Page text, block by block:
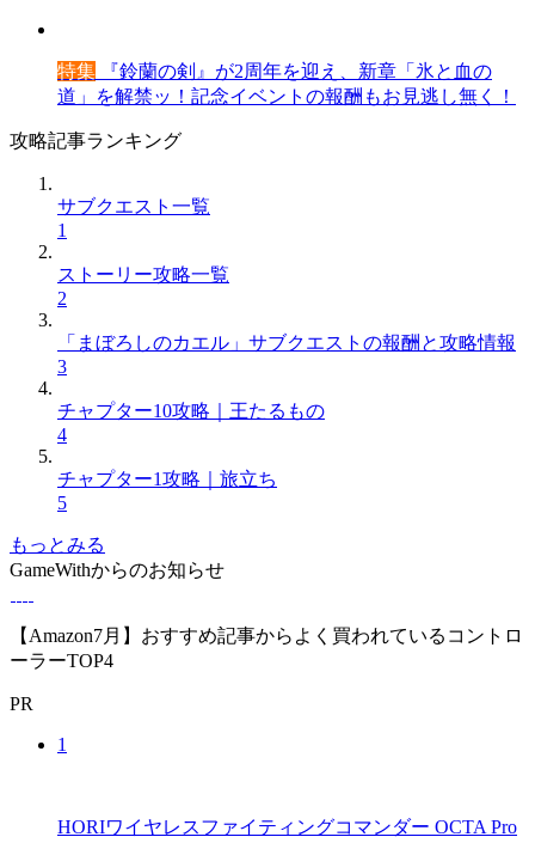
特集 『鈴蘭の剣』が2周年を迎え、新章「氷と血の
道」を解禁ッ！記念イベントの報酬もお見逃し無く！
攻略記事ランキング
サブクエスト一覧
1
ストーリー攻略一覧
2
「まぼろしのカエル」サブクエストの報酬と攻略情報
3
チャプター10攻略｜王たるもの
4
チャプター1攻略｜旅立ち
5
もっとみる
GameWithからのお知らせ
【Amazon7月】おすすめ記事からよく買われているコントロ
ーラーTOP4
PR
1
HORIワイヤレスファイティングコマンダー OCTA Pro